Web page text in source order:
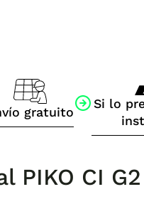
gratuito
Si lo
PIKO CI